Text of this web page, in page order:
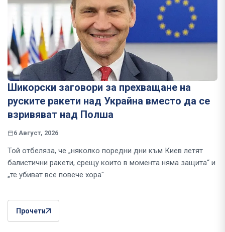
Шикорски заговори за прехващане на
руските ракети над Украйна вместо да се
взривяват над Полша
6 Август, 2026
Той отбеляза, че „няколко поредни дни към Киев летят
балистични ракети, срещу които в момента няма защита“ и
„те убиват все повече хора"
Прочети